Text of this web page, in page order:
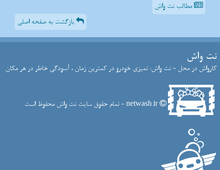
مطالب نت واش
بازگشت به صفحه اصلی
نت واش
کارواش در محل - نت واش: تمیزی خودرو در کمترین زمان ، آسودگی خاطر در هر مکان
netwash.ir - تمام حقوق سایت نت واش محفوظ است